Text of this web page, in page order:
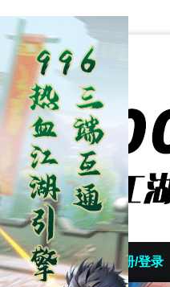
首页 发帖/注册/登录